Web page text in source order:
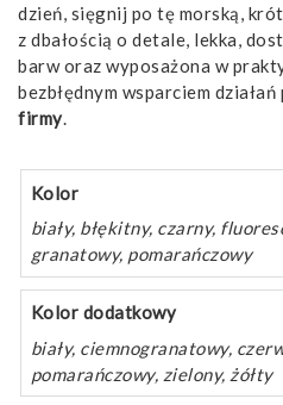
dzień, sięgnij po tę morską,
z dbałością o detale, lekka,
barw oraz wyposażona w
bezbłędnym wsparciem
firmy.
Kolor
biały, błękitny, czarny,
granatowy, pomarańczowy
Kolor dodatkowy
biały, ciemnogranatowy,
pomarańczowy, zielony, żółty